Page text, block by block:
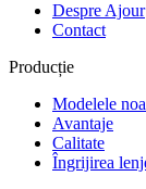
Despre Ajour
Contact
Producție
Modelele
Avantaje
Calitate
Îngrijirea